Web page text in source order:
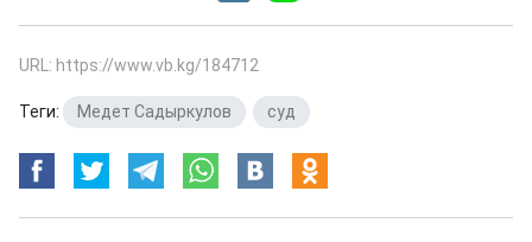
URL: https://www.vb.kg/184712
Теги: Медет Садыркулов суд